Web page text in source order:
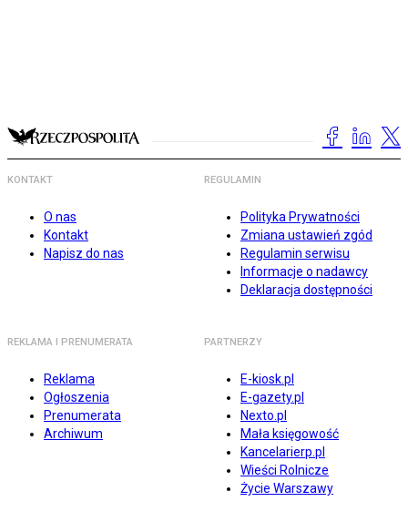
KONTAKT
O nas
Kontakt
Napisz do nas
REGULAMIN
Polityka Prywatności
Zmiana ustawień zgód
Regulamin serwisu
Informacje o nadawcy
Deklaracja dostępności
REKLAMA I PRENUMERATA
Reklama
Ogłoszenia
Prenumerata
Archiwum
PARTNERZY
E-kiosk.pl
E-gazety.pl
Nexto.pl
Mała księgowość
Kancelarierp.pl
Wieści Rolnicze
Życie Warszawy